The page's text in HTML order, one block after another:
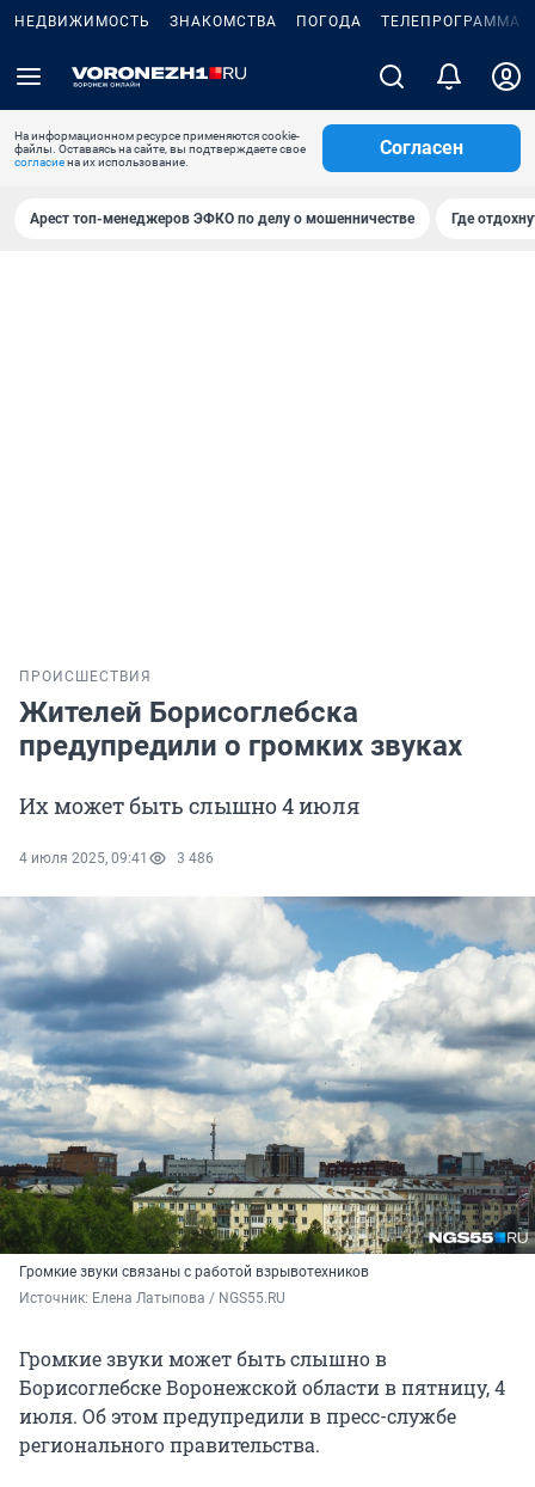
НЕДВИЖИМОСТЬ ЗНАКОМСТВА ПОГОДА ТЕЛЕПРОГРАММА
На информационном ресурсе применяются cookie-
файлы. Оставаясь на сайте, вы подтверждаете свое
согласиена их использование.
Согласен
Арест топ-менеджеров ЭФКО по делу о мошенничестве Где
ПРОИСШЕСТВИЯ
Жителей Борисоглебска
предупредили о громких звуках
Их может быть слышно 4 июля
4 июля 2025, 09:41 3 486
Громкие звуки связаны с работой взрывотехников
Источник: Елена Латыпова / NGS55.RU
Громкие звуки может быть слышно в
Борисоглебске Воронежской области в пятницу, 4
июля. Об этом предупредили в пресс-службе
регионального правительства.